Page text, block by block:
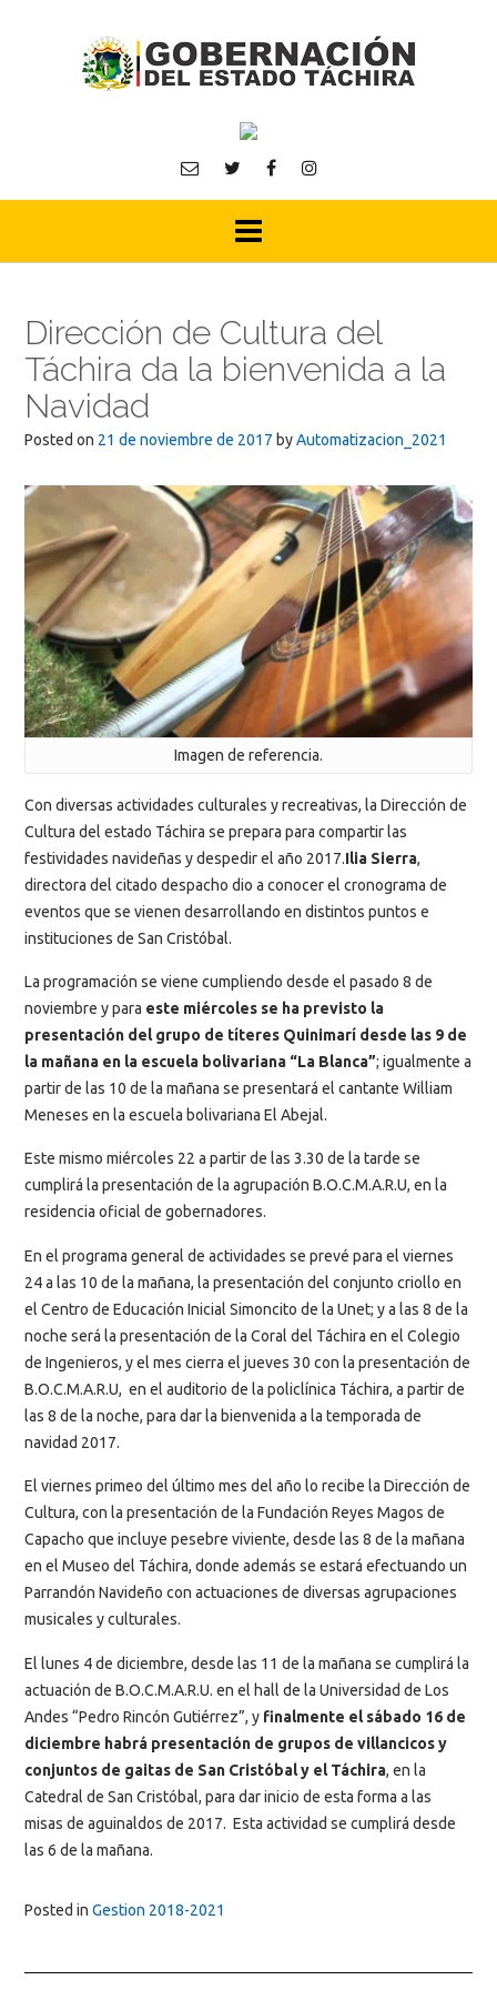
Dirección de Cultura del
Táchira da la bienvenida a la
Navidad
Posted on 21 de noviembre de 2017 byAutomatizacion_2021
Imagen de referencia.
Con diversas actividades culturales y recreativas, la Dirección de
Cultura del estado Táchira se prepara para compartir las
festividades navideñas y despedir el año 2017.Ilia Sierra,
directora del citado despacho dio a conocer el cronograma de
eventos que se vienen desarrollando en distintos puntos e
instituciones de San Cristóbal.
La programación se viene cumpliendo desde el pasado 8 de
noviembre y para este miércoles se ha previsto la
presentación del grupo de títeres Quinimarí desde las 9 de
la mañana en la escuela bolivariana “La Blanca”; igualmente a
partir de las 10 de la mañana se presentará el cantante William
Meneses en la escuela bolivariana El Abejal.
Este mismo miércoles 22 a partir de las 3.30 de la tarde se
cumplirá la presentación de la agrupación B.O.C.M.A.R.U, en la
residencia oficial de gobernadores.
En el programa general de actividades se prevé para el viernes
24 a las 10 de la mañana, la presentación del conjunto criollo en
el Centro de Educación Inicial Simoncito de la Unet; y a las 8 de la
noche será la presentación de la Coral del Táchira en el Colegio
de Ingenieros, y el mes cierra el jueves 30 con la presentación de
B.O.C.M.A.R.U, en el auditorio de la policlínica Táchira, a partir de
las 8 de la noche, para dar la bienvenida a la temporada de
navidad 2017.
El viernes primeo del último mes del año lo recibe la Dirección de
Cultura, con la presentación de la Fundación Reyes Magos de
Capacho que incluye pesebre viviente, desde las 8 de la mañana
en el Museo del Táchira, donde además se estará efectuando un
Parrandón Navideño con actuaciones de diversas agrupaciones
musicales y culturales.
El lunes 4 de diciembre, desde las 11 de la mañana se cumplirá la
actuación de B.O.C.M.A.R.U. en el hall de la Universidad de Los
Andes “Pedro Rincón Gutiérrez”, y finalmente el sábado 16 de
diciembre habrá presentación de grupos de villancicos y
conjuntos de gaitas de San Cristóbal y el Táchira, en la
Catedral de San Cristóbal, para dar inicio de esta forma a las
misas de aguinaldos de 2017. Esta actividad se cumplirá desde
las 6 de la mañana.
Posted in Gestion 2018-2021